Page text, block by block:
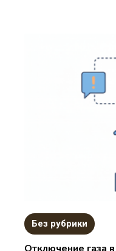
Без рубрики
Отключение газа